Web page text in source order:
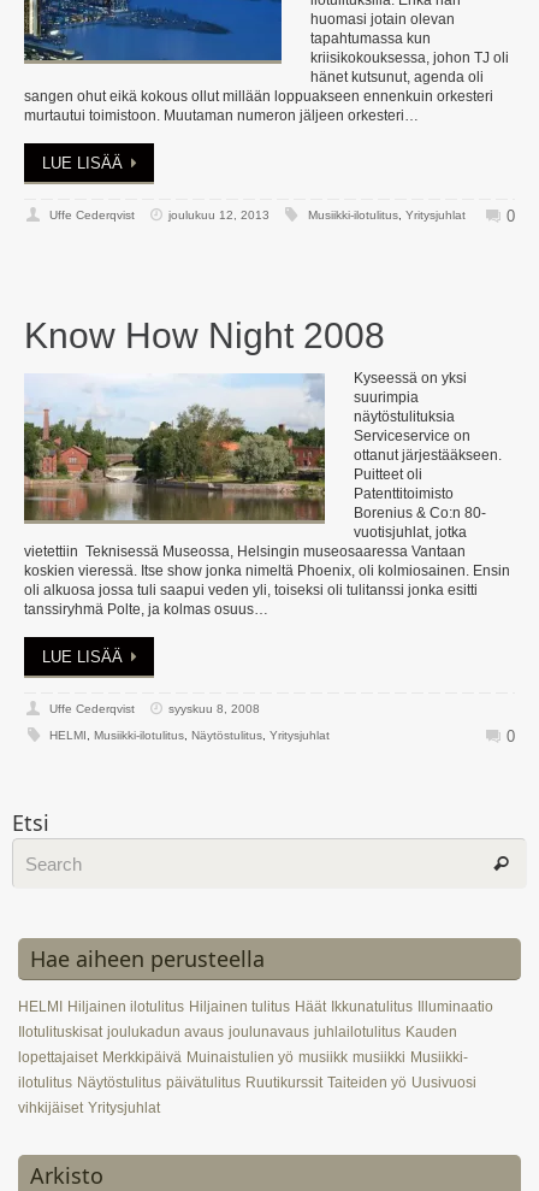
huomasi jotain olevan
tapahtumassa kun
kriisikokouksessa, johon TJ oli
hänet kutsunut, agenda oli
sangen ohut eikä kokous ollut millään loppuakseen ennenkuin orkesteri
murtautui toimistoon. Muutaman numeron jäljeen orkesteri…
LUE LISÄÄ
Uffe Cederqvist joulukuu 12, 2013 Musiikki-ilotulitus, Yritysjuhlat 0
Know How Night 2008
Kyseessä on yksi
suurimpia
näytöstulituksia
Serviceservice on
ottanut järjestääkseen.
Puitteet oli
Patenttitoimisto
Borenius & Co:n 80-
vuotisjuhlat, jotka
vietettiin Teknisessä Museossa, Helsingin museosaaressa Vantaan
koskien vieressä. Itse show jonka nimeltä Phoenix, oli kolmiosainen. Ensin
oli alkuosa jossa tuli saapui veden yli, toiseksi oli tulitanssi jonka esitti
tanssiryhmä Polte, ja kolmas osuus…
LUE LISÄÄ
Uffe Cederqvist
syyskuu 8, 2008
HELMI
,Musiikki-ilotulitus ,Näytöstulitus ,Yritysjuhlat 0
Etsi
Hae aiheen perusteella
HELMI Hiljainen ilotulitus Hiljainen tulitus Häät Ikkunatulitus
Illuminaatio
Ilotulituskisat joulukadun avaus joulunavaus juhlailotulitus Kauden
lopettajaiset Merkkipäivä Muinaistulien yö musiikk musiikki Musiikki-
ilotulitus Näytöstulitus päivätulitus Ruutikurssit Taiteiden yö Uusivuosi
vihkijäiset Yritysjuhlat
Arkisto